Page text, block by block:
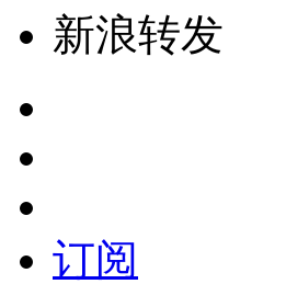
新浪转发
订阅